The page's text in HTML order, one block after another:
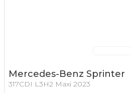
Mercedes-Benz Sprinter
317CDI L3H2 Maxi 2023